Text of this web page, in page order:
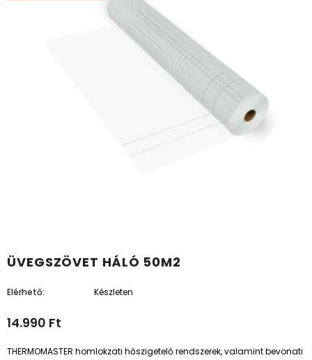
ÜVEGSZÖVET HÁLÓ 50M2
Elérhető: Készleten
14.990 Ft
THERMOMASTER homlokzati hőszigetelő rendszerek, valamint bevonati